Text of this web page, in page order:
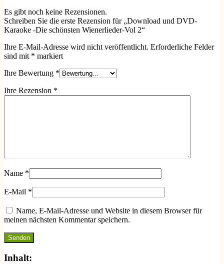
Es gibt noch keine Rezensionen.
Schreiben Sie die erste Rezension für „Download und DVD-
Karaoke -Die schönsten Wienerlieder-Vol 2“
Ihre E-Mail-Adresse wird nicht veröffentlicht. Erforderliche Felder
sind mit * markiert
Ihre Bewertung *
Ihre Rezension *
Name *
E-Mail *
Name, E-Mail-Adresse und Website in diesem Browser für
meinen nächsten Kommentar speichern.
Inhalt: